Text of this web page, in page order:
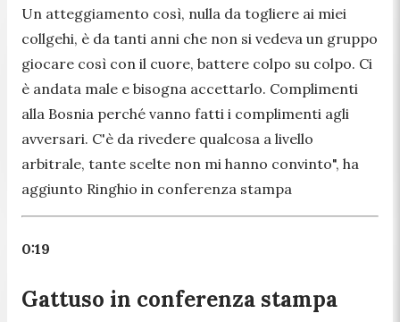
Un atteggiamento così, nulla da togliere ai miei
collgehi, è da tanti anni che non si vedeva un gruppo
giocare così con il cuore, battere colpo su colpo. Ci
è andata male e bisogna accettarlo. Complimenti
alla Bosnia perché vanno fatti i complimenti agli
avversari. C'è da rivedere qualcosa a livello
arbitrale, tante scelte non mi hanno convinto", ha
aggiunto Ringhio in conferenza stampa
0:19
Gattuso in conferenza stampa